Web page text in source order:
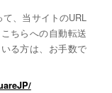
、当サイトのURL
ちらへの自動転送
る方は、お手数で